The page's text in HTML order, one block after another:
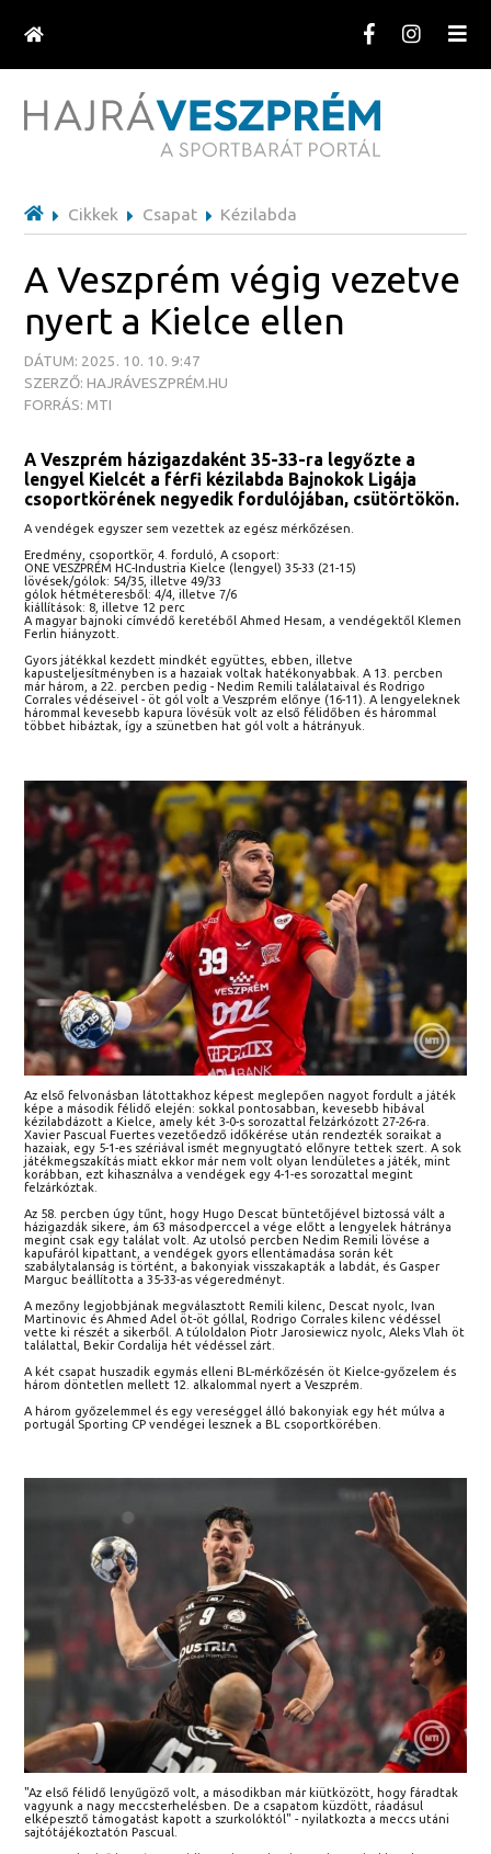
Cikkek Csapat Kézilabda
A Veszprém végig vezetve
nyert a Kielce ellen
DÁTUM: 2025. 10. 10. 9:47
SZERZŐ: HAJRÁVESZPRÉM.HU
FORRÁS: MTI
A Veszprém házigazdaként 35-33-ra legyőzte a
lengyel Kielcét a férfi kézilabda Bajnokok Ligája
csoportkörének negyedik fordulójában, csütörtökön.
A vendégek egyszer sem vezettek az egész mérkőzésen.
Eredmény, csoportkör, 4. forduló, A csoport:
ONE VESZPRÉM HC-Industria Kielce (lengyel) 35-33 (21-15)
lövések/gólok: 54/35, illetve 49/33
gólok hétméteresből: 4/4, illetve 7/6
kiállítások: 8, illetve 12 perc
A magyar bajnoki címvédő keretéből Ahmed Hesam, a vendégektől Klemen
Ferlin hiányzott.
Gyors játékkal kezdett mindkét együttes, ebben, illetve
kapusteljesítményben is a hazaiak voltak hatékonyabbak. A 13. percben
már három, a 22. percben pedig - Nedim Remili találataival és Rodrigo
Corrales védéseivel - öt gól volt a Veszprém előnye (16-11). A lengyeleknek
hárommal kevesebb kapura lövésük volt az első félidőben és hárommal
többet hibáztak, így a szünetben hat gól volt a hátrányuk.
Az első felvonásban látottakhoz képest meglepően nagyot fordult a játék
képe a második félidő elején: sokkal pontosabban, kevesebb hibával
kézilabdázott a Kielce, amely két 3-0-s sorozattal felzárkózott 27-26-ra.
Xavier Pascual Fuertes vezetőedző időkérése után rendezték soraikat a
hazaiak, egy 5-1-es szériával ismét megnyugtató előnyre tettek szert. A sok
játékmegszakítás miatt ekkor már nem volt olyan lendületes a játék, mint
korábban, ezt kihasználva a vendégek egy 4-1-es sorozattal megint
felzárkóztak.
Az 58. percben úgy tűnt, hogy Hugo Descat büntetőjével biztossá vált a
házigazdák sikere, ám 63 másodperccel a vége előtt a lengyelek hátránya
megint csak egy találat volt. Az utolsó percben Nedim Remili lövése a
kapufáról kipattant, a vendégek gyors ellentámadása során két
szabálytalanság is történt, a bakonyiak visszakapták a labdát, és Gasper
Marguc beállította a 35-33-as végeredményt.
A mezőny legjobbjának megválasztott Remili kilenc, Descat nyolc, Ivan
Martinovic és Ahmed Adel öt-öt góllal, Rodrigo Corrales kilenc védéssel
vette ki részét a sikerből. A túloldalon Piotr Jarosiewicz nyolc, Aleks Vlah öt
találattal, Bekir Cordalija hét védéssel zárt.
A két csapat huszadik egymás elleni BL-mérkőzésén öt Kielce-győzelem és
három döntetlen mellett 12. alkalommal nyert a Veszprém.
A három győzelemmel és egy vereséggel álló bakonyiak egy hét múlva a
portugál Sporting CP vendégei lesznek a BL csoportkörében.
"Az első félidő lenyűgöző volt, a másodikban már kiütközött, hogy fáradtak
vagyunk a nagy meccsterhelésben. De a csapatom küzdött, ráadásul
elképesztő támogatást kapott a szurkolóktól" - nyilatkozta a meccs utáni
sajtótájékoztatón Pascual.